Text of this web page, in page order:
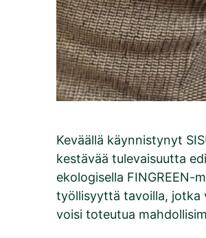
Keväällä käynnistynyt
kestävää tulevaisuutta
ekologisella
työllisyyttä tavoilla, jotka
voisi toteutua